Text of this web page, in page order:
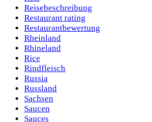
Reisebeschreibung
Restaurant rating
Restaurantbewertung
Rheinland
Rhineland
Rice
Rindfleisch
Russia
Russland
Sachsen
Saucen
Sauces